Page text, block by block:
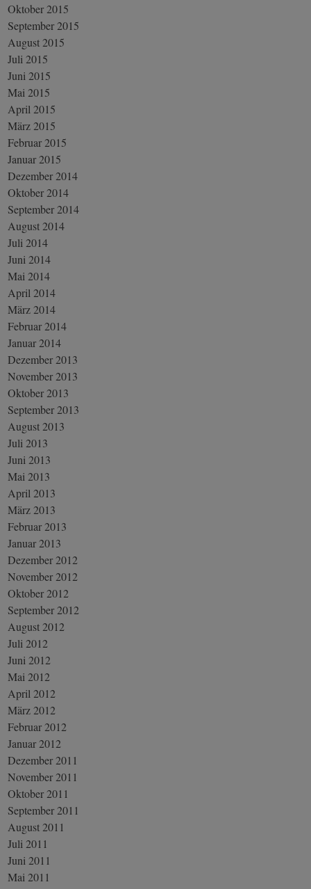
Oktober 2015
September 2015
August 2015
Juli 2015
Juni 2015
Mai 2015
April 2015
März 2015
Februar 2015
Januar 2015
Dezember 2014
Oktober 2014
September 2014
August 2014
Juli 2014
Juni 2014
Mai 2014
April 2014
März 2014
Februar 2014
Januar 2014
Dezember 2013
November 2013
Oktober 2013
September 2013
August 2013
Juli 2013
Juni 2013
Mai 2013
April 2013
März 2013
Februar 2013
Januar 2013
Dezember 2012
November 2012
Oktober 2012
September 2012
August 2012
Juli 2012
Juni 2012
Mai 2012
April 2012
März 2012
Februar 2012
Januar 2012
Dezember 2011
November 2011
Oktober 2011
September 2011
August 2011
Juli 2011
Juni 2011
Mai 2011